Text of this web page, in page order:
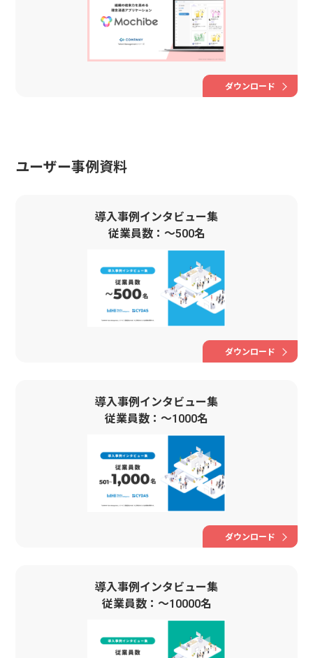
ダウンロード
ユーザー事例資料
導入事例インタビュー集
従業員数：〜500名
ダウンロード
導入事例インタビュー集
従業員数：〜1000名
ダウンロード
導入事例インタビュー集
従業員数：〜10000名